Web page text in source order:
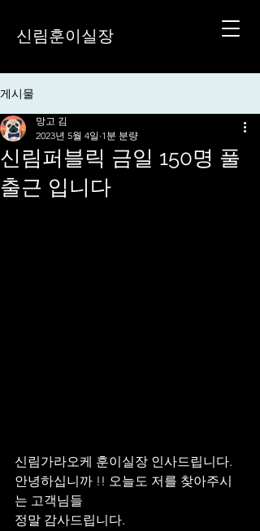
신림훈이실장
게시물
신림퍼블릭 금일 150명 풀
출근 입니다
망고 김
2023년 5월 4일 1분 분량
신림가라오케 훈이실장 인사드립니다.
안녕하십니까 !! 오늘도 저를 찾아주시
는 고객님들
정말 감사드립니다.